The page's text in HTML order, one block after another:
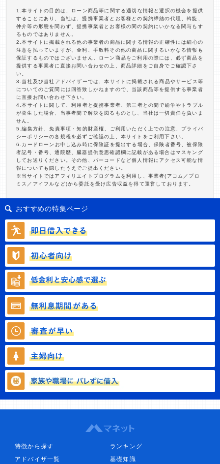
1.本サイトの目的は、ローン商品等に関する適切な情報と選択の機会を提供
することにあり、当社は、提携事業者とお客様との契約締結の代理、斡旋、
仲介等の形態を問わず、提携事業者とお客様の間の契約にいかなる関与もす
るものではありません。
2.本サイトに掲載される他の事業者の商品に関する情報の正確性には細心の
注意を払っていますが、金利、手数料その他の商品に関するいかなる情報も
保証するものではございません。ローン商品をご利用の際には、必ず商品を
提供する事業者に直接お問い合わせの上、商品詳細をご自身でご確認下さ
い。
3.当社及び当社アドバイザーでは、本サイトに掲載される商品やサービス等
についてのご質問には回答致しかねますので、当該商品等を提供する事業者
に直接お問い合わせ下さい。
4.本サイトに関して、利用者と提携事業者、第三者との間で紛争やトラブル
が発生した場合、当事者間で解決を図るものとし、当社は一切責任を負いま
せん。
5.編集方針、免責事項・知的財産権、ご利用いただく上での注意、プライバ
シーポリシーの各規程を必ずご確認の上、本サイトをご利用下さい。
6.カードローンお申し込み時に保険証を提出する場合、保険者番号、被保険
者記号・番号、通院歴、臓器提供意思確認欄に記載がある場合はマスキング
してお送りください。その他、バーコードなど個人情報にアクセス可能な情
報についても隠したうえでご提出ください。
※当サイトではアフィリエイトプログラムを利用し、事業者(アコム／プロ
ミス／アイフルなど)から委託を受け広告収益を得て運営しております。
おすすめの特集ページ
特徴から探す
ランキング
アドバイザ一覧
基礎知識